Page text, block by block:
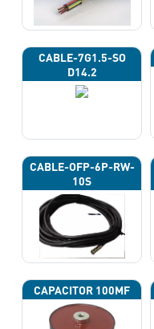
CABLE-7G1.5-SO
D14.2
CABLE-OFP-6P-RW-
10S
CAPACITOR 100ΜF